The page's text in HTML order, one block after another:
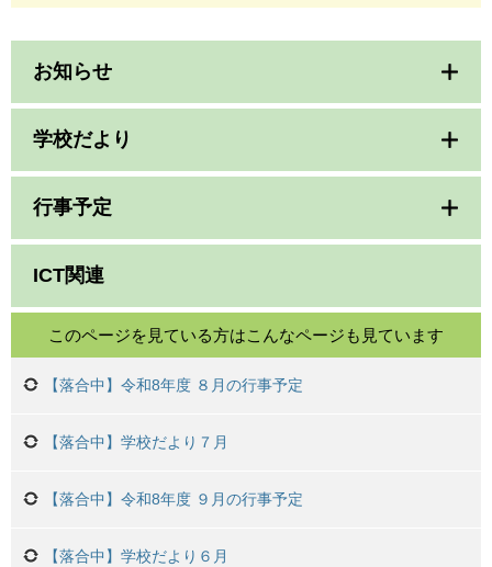
お知らせ
学校だより
行事予定
ICT関連
このページを見ている方はこんなページも見ています
【落合中】令和8年度 ８月の行事予定
【落合中】学校だより７月
【落合中】令和8年度 ９月の行事予定
【落合中】学校だより６月